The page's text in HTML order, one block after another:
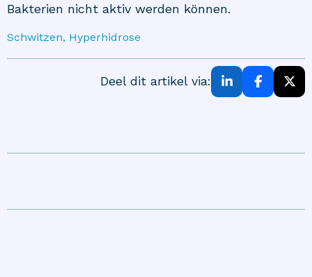
Bakterien nicht aktiv werden können.
Schwitzen, Hyperhidrose
Deel dit artikel via: